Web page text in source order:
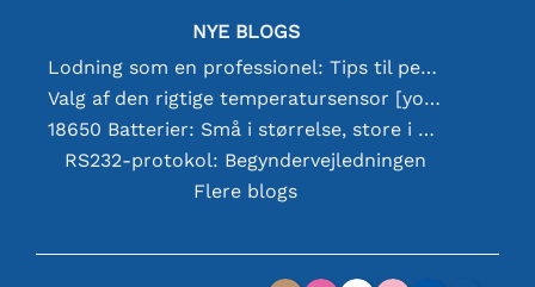
NYE BLOGS
Lodning som en professionel: Tips til perfekte elektroniske forbindelser
Valg af den rigtige temperatursensor [youtube]
18650 Batterier: Små i størrelse, store i ydeevne
RS232-protokol: Begyndervejledningen
Flere blogs